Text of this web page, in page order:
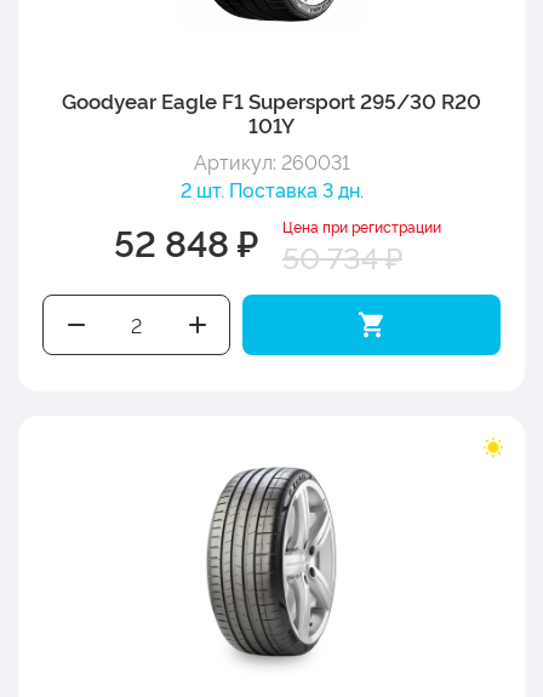
Goodyear Eagle F1 Supersport 295/30 R20
101Y
Артикул: 260031
2 шт. Поставка 3 дн.
52 848 ₽ Цена при регистрации
50 734 ₽